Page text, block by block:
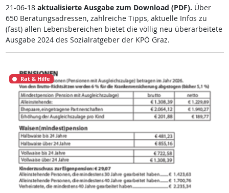
21-06-18 ak­tua­li­sier­te Aus­ga­be zum Down­load (PDF). Über
650 Be­ra­tungsadres­sen, zahl­rei­che Tipps, ak­tu­el­le In­fos zu
(fast) al­len Le­bens­be­rei­chen bie­tet die völ­lig neu über­ar­bei­te­te
Aus­ga­be 2024 des So­zial­rat­ge­ber der KPÖ Graz.
Rat & Hilfe